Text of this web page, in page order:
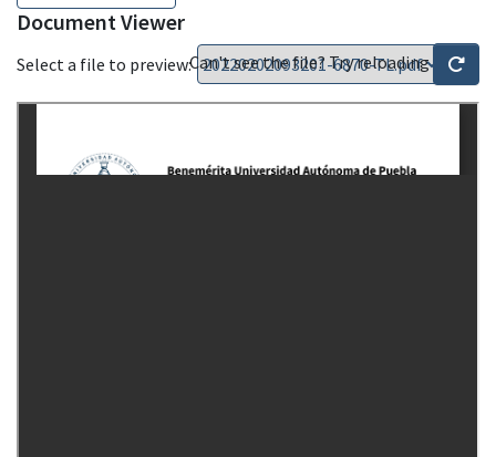
Document Viewer
Select a file to preview:Can't see the file? Try reloading